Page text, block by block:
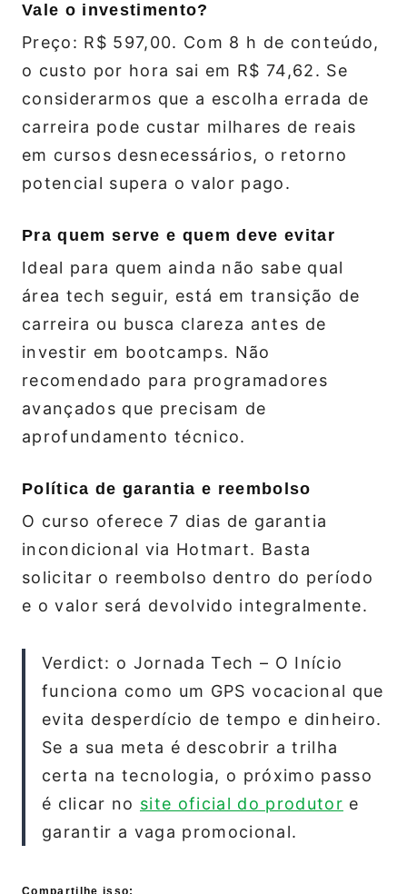
Vale o investimento?
Preço: R$ 597,00. Com 8 h de conteúdo,
o custo por hora sai em R$ 74,62. Se
considerarmos que a escolha errada de
carreira pode custar milhares de reais
em cursos desnecessários, o retorno
potencial supera o valor pago.
Pra quem serve e quem deve evitar
Ideal para quem ainda não sabe qual
área tech seguir, está em transição de
carreira ou busca clareza antes de
investir em bootcamps. Não
recomendado para programadores
avançados que precisam de
aprofundamento técnico.
Política de garantia e reembolso
O curso oferece 7 dias de garantia
incondicional via Hotmart. Basta
solicitar o reembolso dentro do período
e o valor será devolvido integralmente.
Verdict: o Jornada Tech – O Início
funciona como um GPS vocacional que
evita desperdício de tempo e dinheiro.
Se a sua meta é descobrir a trilha
certa na tecnologia, o próximo passo
é clicar no site oficial do produtor e
garantir a vaga promocional.
Compartilhe isso: